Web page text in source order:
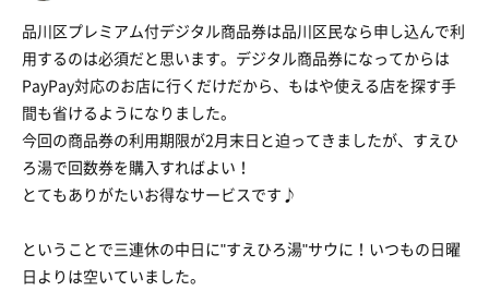
品川区プレミアム付デジタル商品券は品川区民なら申し込んで利
用するのは必須だと思います。デジタル商品券になってからは
PayPay対応のお店に行くだけだから、もはや使える店を探す手
間も省けるようになりました。
今回の商品券の利用期限が2月末日と迫ってきましたが、すえひ
ろ湯で回数券を購入すればよい！
とてもありがたいお得なサービスです♪
ということで三連休の中日に"すえひろ湯"サウに！いつもの日曜
日よりは空いていました。